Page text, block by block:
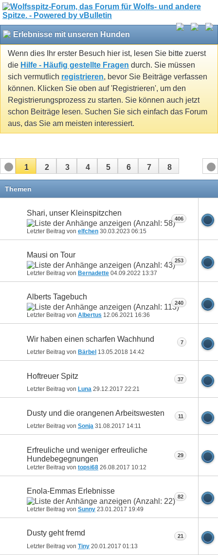
Erlebnisse mit unseren Hunden
Wenn dies Ihr erster Besuch hier ist, lesen Sie bitte zuerst
die Hilfe - Häufig gestellte Fragen durch. Sie müssen
sich vermutlich registrieren, bevor Sie Beiträge verfassen
können. Klicken Sie oben auf 'Registrieren', um den
Registrierungsprozess zu starten. Sie können auch jetzt
schon Beiträge lesen. Suchen Sie sich einfach das Forum
aus, das Sie am meisten interessiert.
1 2 3 4 5 6 7 8
Themen
Shari, unser Kleinspitzchen
Letzter Beitrag von elfchen 30.03.2023 06:15
406
Mausi on Tour
Letzter Beitrag von Bernadette 04.09.2022 13:37
253
Alberts Tagebuch
Letzter Beitrag von Albertus 12.06.2021 16:36
240
Wir haben einen scharfen Wachhund
Letzter Beitrag von Bärbel 13.05.2018 14:42
7
Hoftreuer Spitz
Letzter Beitrag von Luna 29.12.2017 22:21
37
Dusty und die orangenen Arbeitswesten
Letzter Beitrag von Sonja 31.08.2017 14:11
11
Erfreuliche und weniger erfreuliche
Hundebegegnungen
Letzter Beitrag von topsi68 26.08.2017 10:12
29
Enola-Emmas Erlebnisse
Letzter Beitrag von Sunny 23.01.2017 19:49
82
Dusty geht fremd
Letzter Beitrag von Tiny 20.01.2017 01:13
21